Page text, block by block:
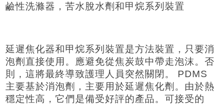
鹼性洗滌器，苦水脫水劑和甲烷系列裝置
延遲焦化器和甲烷系列裝置是方法裝置，只要消
泡劑直接使用。應避免從焦炭鼓中帶走泡沫。否
則，這將最終導致護理人員突然關閉。 PDMS
主要基於消泡劑，主要用於延遲焦化劑。由於熱
穩定性高，它們是備受好評的產品。可接受的